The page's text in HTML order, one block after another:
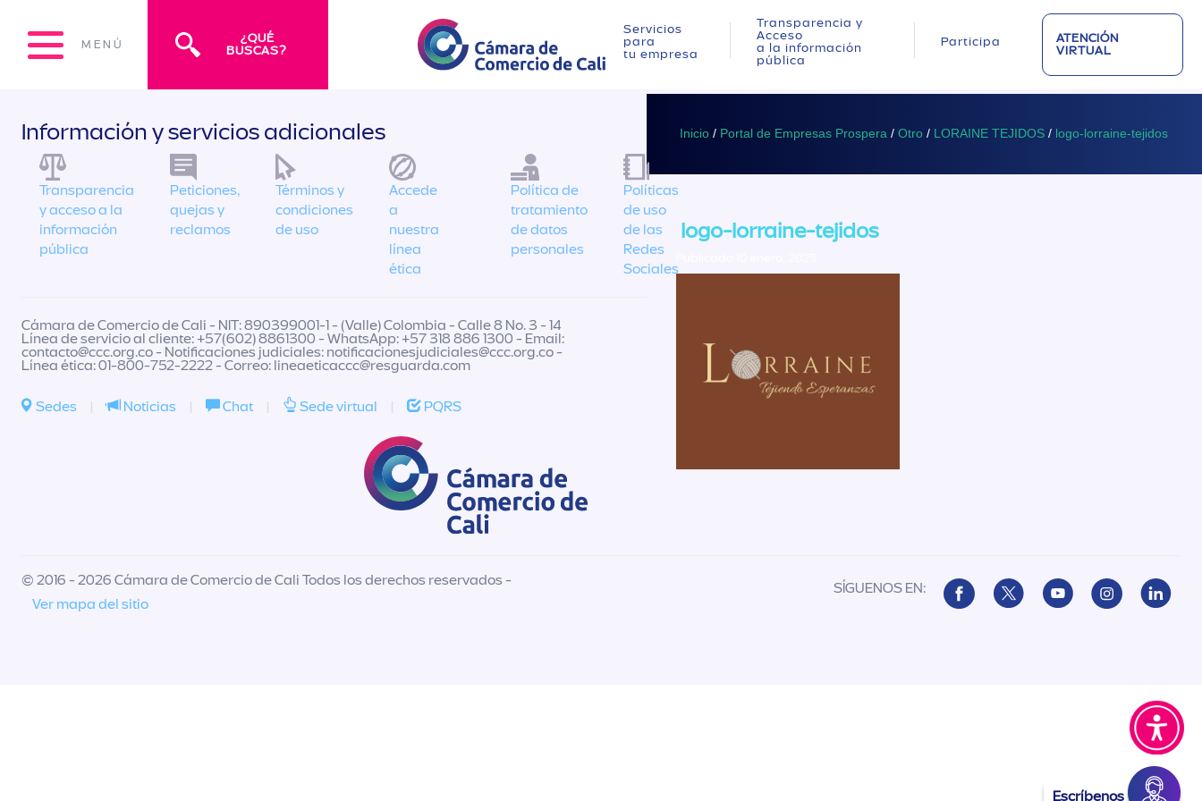
MENÚ
¿QUÉ
BUSCAS?
Servicios
para
tu empresa
Transparencia y
Acceso
a la información
pública
Participa
ATENCIÓN
VIRTUAL
Inicio / Portal de Empresas Prospera / Otro / LORAINE TEJIDOS / logo-lorraine-tejidos
logo-lorraine-tejidos
Escríbenos
Información y servicios adicionales
Transparencia
y acceso a la
información
pública
Peticiones,
quejas y
reclamos
Términos y
condiciones
de uso
Accede
a
nuestra
línea
ética
Política de
tratamiento
de datos
personales
Políticas
de uso
de las
Redes
Sociales
Cámara de Comercio de Cali - NIT: 890399001-1 - (Valle) Colombia - Calle 8 No. 3 - 14
Línea de servicio al cliente: +57(602) 8861300 - WhatsApp: +57 318 886 1300 - Email:
contacto@ccc.org.co- Notificaciones judiciales: notificacionesjudiciales@ccc.org.co-
Línea ética: 01-800-752-2222 - Correo: lineaeticaccc@resguarda.com
Sedes | Noticias | Chat | Sede virtual | PQRS
© 2016 - 2026 Cámara de Comercio de Cali Todos los derechos reservados -
Ver mapa del sitio
SÍGUENOS EN: